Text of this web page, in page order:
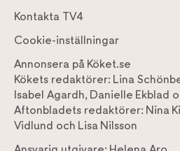
Kontakta TV4
Cookie-inställningar
Annonsera på Köket.se
Kökets redaktörer: Lina
Isabel Agardh, Danielle Ekblad
Aftonbladets redaktörer: Nina
Vidlund och Lisa Nilsson